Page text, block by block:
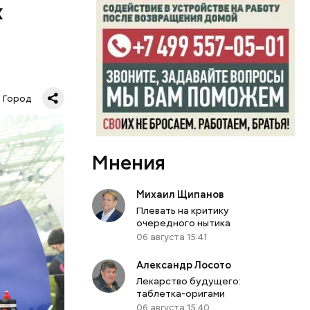
Город
времени,
Мнения
Михаил Щипанов
Плевать на критику
очередного нытика
06 августа 15:41
Александр Лосото
Лекарство будущего:
таблетка-оригами
06 августа 15:40